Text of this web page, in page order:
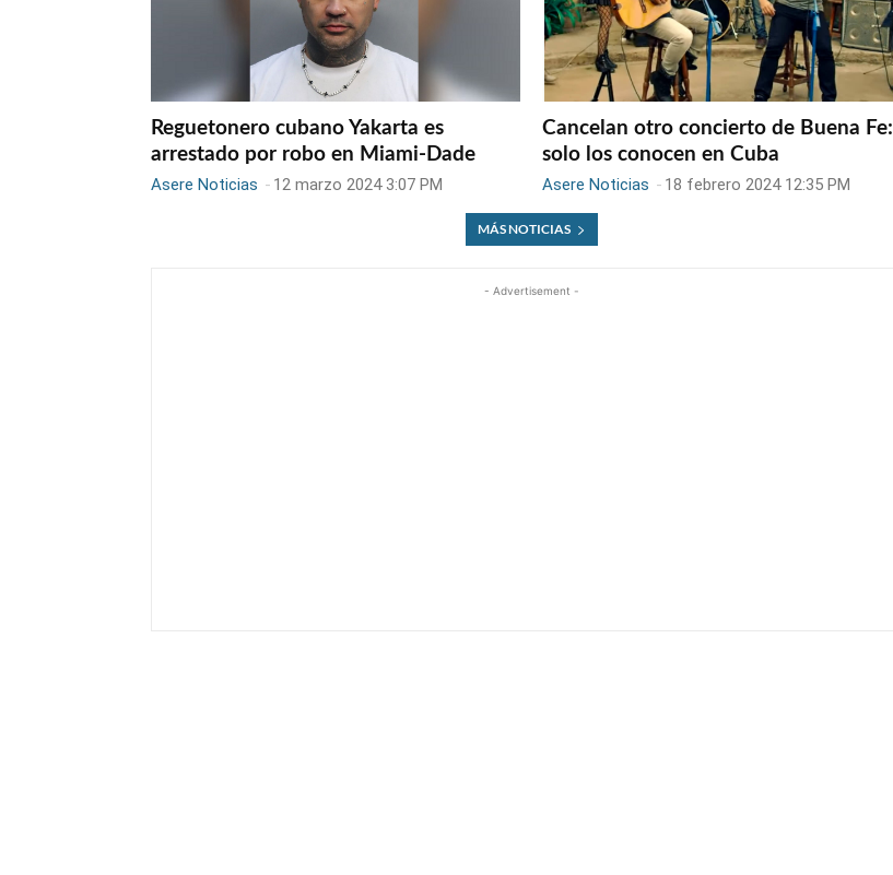
Reguetonero cubano Yakarta es
arrestado por robo en Miami-Dade
Asere Noticias - 12 marzo 2024 3:07 PM
Cancelan otro concierto de Buena Fe:
solo los conocen en Cuba
Asere Noticias - 18 febrero 2024 12:35 PM
MÁS NOTICIAS
- Advertisement -